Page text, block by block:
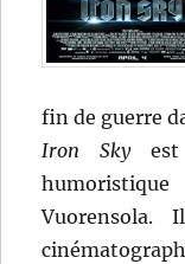
fin de guerre
Iron Skyest
Vuorensola.